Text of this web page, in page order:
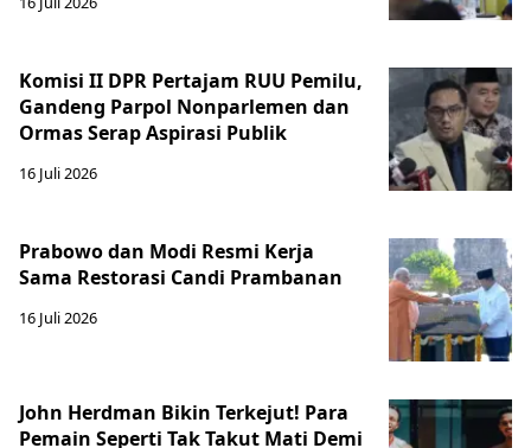
Komisi II DPR Pertajam RUU Pemilu,
Gandeng Parpol Nonparlemen dan
Ormas Serap Aspirasi Publik
16 Juli 2026
Prabowo dan Modi Resmi Kerja
Sama Restorasi Candi Prambanan
16 Juli 2026
John Herdman Bikin Terkejut! Para
Pemain Seperti Tak Takut Mati Demi